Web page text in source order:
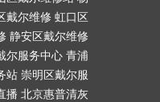
戴尔维修 虹口区
静安区戴尔维修
尔服务中心 青浦
站 崇明区戴尔服
播 北京惠普清灰